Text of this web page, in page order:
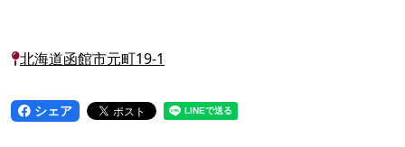
北海道函館市元町19-1
シェア